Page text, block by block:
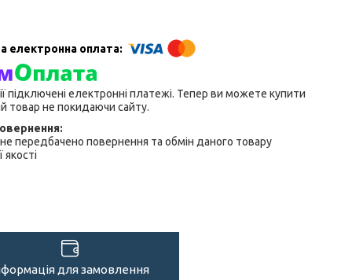
підключені електронні платежі. Тепер ви можете купити
товар не покидаючи сайту.
передбачено повернення та обмін даного товару
для замовлення